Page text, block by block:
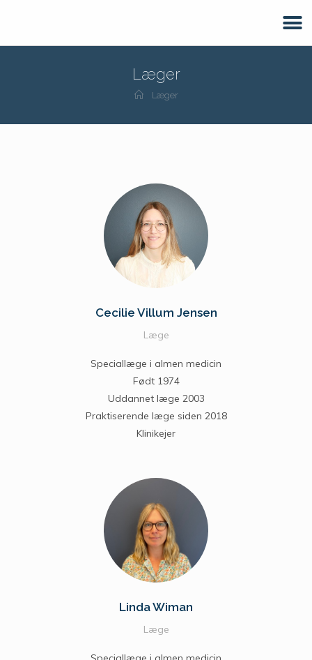
Læger
Læger
Cecilie Villum Jensen
Læge
Speciallæge i almen medicin
Født 1974
Uddannet læge 2003
Praktiserende læge siden 2018
Klinikejer
Linda Wiman
Læge